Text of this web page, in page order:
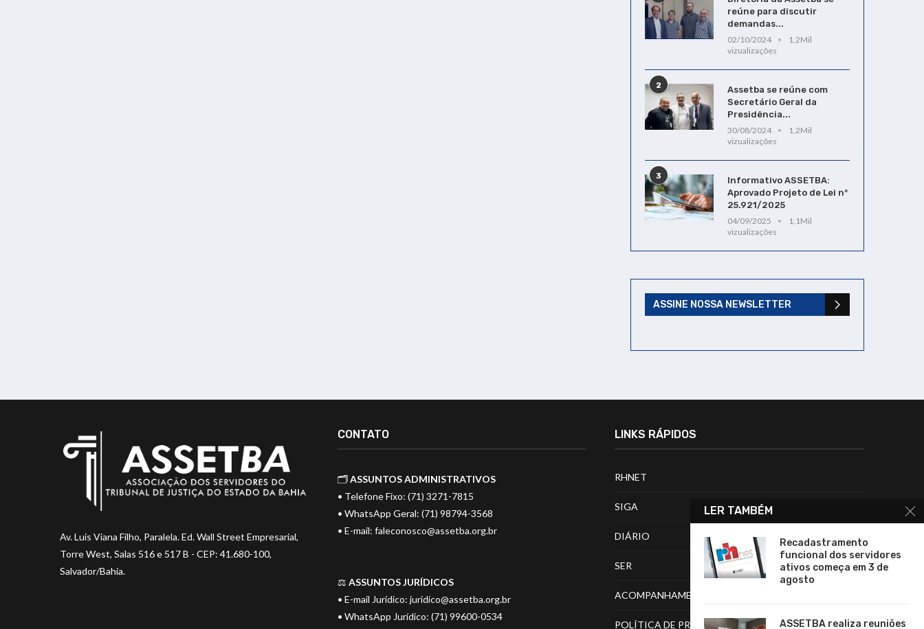
reúne para discutir
demandas...
02/10/2024
1,2Mil
vizualizações
2
Assetba se reúne com
Secretário Geral da
Presidência...
30/08/2024
1,2Mil
vizualizações
3
Informativo ASSETBA:
Aprovado Projeto de Lei nº
25.921/2025
04/09/2025
1,1Mil
vizualizações
ASSINE NOSSA NEWSLETTER
Av. Luis Viana Filho, Paralela. Ed. Wall Street Empresarial,
Torre West, Salas 516 e 517 B - CEP: 41.680-100,
Salvador/Bahia.
CONTATO
🗂️ASSUNTOS ADMINISTRATIVOS
• Telefone Fixo: (71) 3271-7815
• WhatsApp Geral: (71) 98794-3568
• E-mail: faleconosco@assetba.org.br
⚖️ ASSUNTOS JURÍDICOS
• E-mail Jurídico: juridico@assetba.org.br
• WhatsApp Jurídico: (71) 99600-0534
LINKS RÁPIDOS
RHNET
SIGA
DIÁRIO
SER
ACOMPANHAMENTO DE PROCESSOS
POLÍTICA DE PRIVACIDADE
LER TAMBÉM
Recadastramento
funcional dos servidores
ativos começa em 3 de
agosto
ASSETBA realiza reuniões